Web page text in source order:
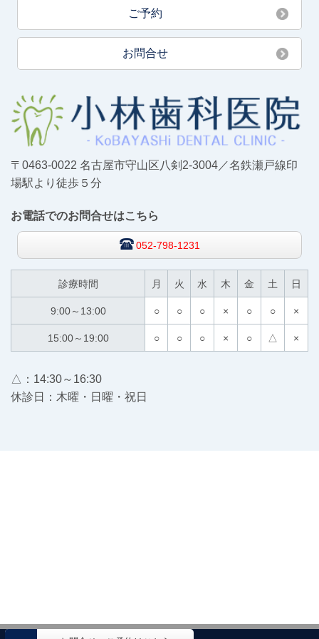
ご予約
お問合せ
〒0463-0022 名古屋市守山区八剣2-3004／名鉄瀬戸線印
場駅より徒歩５分
お電話でのお問合せはこちら
052-798-1231
診療時間 月 火 水 木 金 土 日
9:00～13:00 ○ ○ ○ × ○ ○ ×
15:00～19:00 ○ ○ ○ × ○ △ ×
△：14:30～16:30
休診日：木曜・日曜・祝日